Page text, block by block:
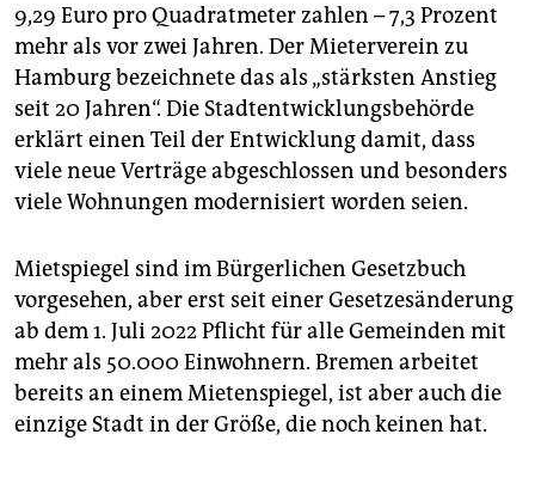
epaper login
9,29 Euro pro Quadratmeter zahlen – 7,3 Prozent
mehr als vor zwei Jahren. Der Mieterverein zu
Hamburg bezeichnete das als „stärksten Anstieg
seit 20 Jahren“. Die Stadtentwicklungsbehörde
erklärt einen Teil der Entwicklung damit, dass
viele neue Verträge abgeschlossen und besonders
viele Wohnungen modernisiert worden seien.
Mietspiegel sind im Bürgerlichen Gesetzbuch
vorgesehen, aber erst seit einer Gesetzesänderung
ab dem 1. Juli 2022 Pflicht für alle Gemeinden mit
mehr als 50.000 Einwohnern. Bremen arbeitet
bereits an einem Mietenspiegel, ist aber auch die
einzige Stadt in der Größe, die noch keinen hat.